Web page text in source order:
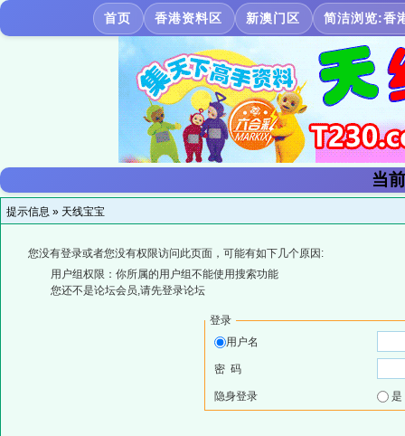
首页 香港资料区 新澳门区 简洁浏览:香
当
提示信息 » 天线宝宝
您没有登录或者您没有权限访问此页面，可能有如下几个原因:
用户组权限：你所属的用户组不能使用搜索功能
您还不是论坛会员,请先登录论坛
登录
用户名
密 码
隐身登录